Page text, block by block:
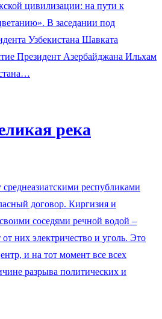
цивилизации: на пути к
В заседании под
Узбекистана Шавката
Президент Азербайджана Ильхам
река
республиками
договор. Киргизия и
соседями речной водой –
них электричество и уголь. Это
и на тот момент все всех
разрыва политических и